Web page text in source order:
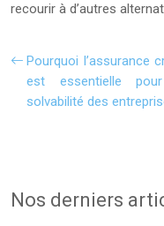
recourir à d’autres
Pourquoi l’assurance
est essentielle
solvabilité des
Nos derniers